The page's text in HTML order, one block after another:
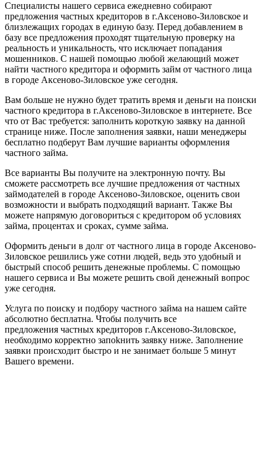
Специалисты нашего сервиса ежедневно собирают
предложения частных кредиторов в г.Аксеново-Зиловское и
близлежащих городах в единую базу. Перед добавлением в
базу все предложения проходят тщательную проверку на
реальность и уникальность, что исключает попадания
мошенников. С нашей помощью любой желающий может
найти частного кредитора и оформить займ от частного лица
в городе Аксеново-Зиловское уже сегодня.
Вам больше не нужно будет тратить время и деньги на поиски
частного кредитора в г.Аксеново-Зиловское в интернете. Все
что от Вас требуется: заполнить короткую заявку на данной
странице ниже. После заполнения заявки, наши менеджеры
бесплатно подберут Вам лучшие варианты оформления
частного займа.
Все варианты Вы получите на электронную почту. Вы
сможете рассмотреть все лучшие предложения от частных
займодателей в городе Аксеново-Зиловское, оценить свои
возможности и выбрать подходящий вариант. Также Вы
можете напрямую договориться с кредитором об условиях
займа, процентах и сроках, сумме займа.
Оформить деньги в долг от частного лица в городе Аксеново-
Зиловское решились уже сотни людей, ведь это удобный и
быстрый способ решить денежные проблемы. С помощью
нашего сервиса и Вы можете решить свой денежный вопрос
уже сегодня.
Услуга по поиску и подбору частного займа на нашем сайте
абсолютно бесплатна. Чтобы получить все
предложения частных кредиторов г.Аксеново-Зиловское,
необходимо корректно запоkнить заявку ниже. Заполнение
заявки происходит быстро и не занимает больше 5 минут
Вашего времени.